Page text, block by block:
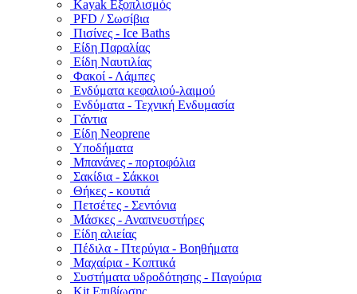
Kayak Εξοπλισμός
PFD / Σωσίβια
Πισίνες - Ice Baths
Είδη Παραλίας
Είδη Ναυτιλίας
Φακοί - Λάμπες
Ενδύματα κεφαλιού-λαιμού
Ενδύματα - Τεχνική Ενδυμασία
Γάντια
Είδη Neoprene
Υποδήματα
Μπανάνες - πορτοφόλια
Σακίδια - Σάκκοι
Θήκες - κουτιά
Πετσέτες - Σεντόνια
Μάσκες - Αναπνευστήρες
Είδη αλιείας
Πέδιλα - Πτερύγια - Βοηθήματα
Μαχαίρια - Κοπτικά
Συστήματα υδροδότησης - Παγούρια
Kit Επιβίωσης